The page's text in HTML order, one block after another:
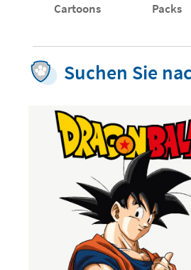
Cartoons Packs
Suchen Sie